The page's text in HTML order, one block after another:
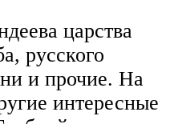
царства
русского
и прочие. На
интересные